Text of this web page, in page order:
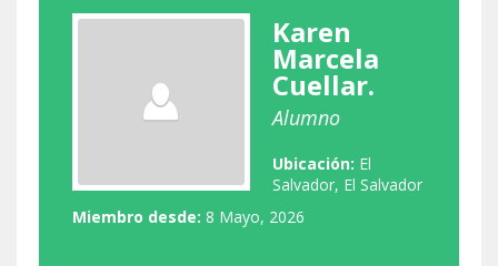
Karen
Marcela
Cuellar.
Alumno
Ubicación: El
Salvador, El Salvador
Miembro desde: 8 Mayo, 2026